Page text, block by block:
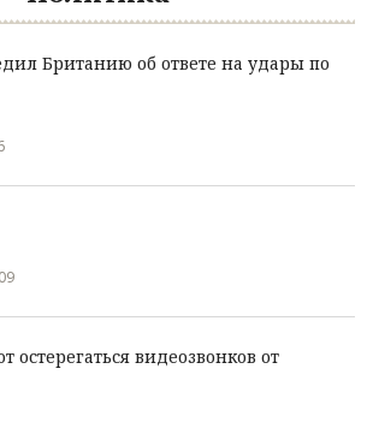
Британию об ответе на удары по
остерегаться видеозвонков от